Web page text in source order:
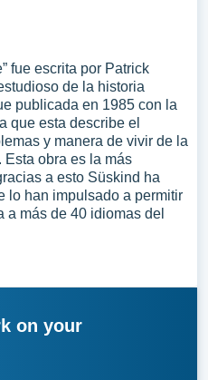
fue escrita por Patrick
de la historia
publicada en 1985 con la
que esta describe el
y manera de vivir de la
obra es la más
a esto Süskind ha
lo han impulsado a permitir
a más de 40 idiomas del
on your